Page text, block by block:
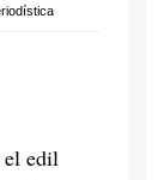
el edil